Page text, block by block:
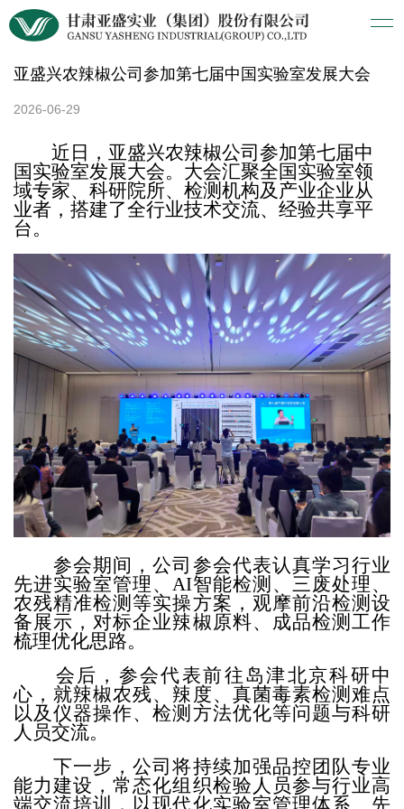
亚盛兴农辣椒公司参加第七届中国实验室发展大会
2026-06-29
近日， 亚盛兴农辣椒公司参加第七届中
国实验室发展大会。大会汇聚全国实验室领
域专家、科研院所、检测机构及产业企业从
业者，搭建了全行业技术交流、经验共享平
台。
参会期间，公司参会代表认真学习行业
先进实验室管理、 AI智能检测、三废处理、
农残精准检测等实操方案，观摩前沿检测设
备展示，对标企业辣椒原料、成品检测工作
梳理优化思路。
会后，参会代表前往岛津北京科研中
心，就辣椒农残、辣度、真菌毒素检测难点
以及仪器操作、检测方法优化等问题与科研
人员交流。
下一步 ，公司将持续加强品控团队专业
能力建设，常态化组织检验人员参与行业高
端交流培训，以现代化实验室管理体系、先